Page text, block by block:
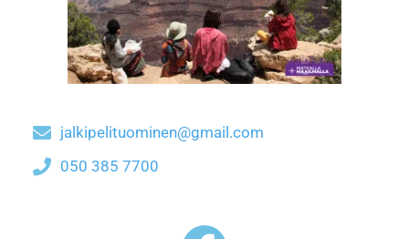
jalkipelituominen@gmail.com
050 385 7700